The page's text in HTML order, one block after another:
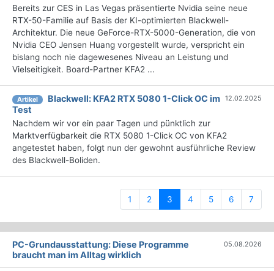
Bereits zur CES in Las Vegas präsentierte Nvidia seine neue
RTX-50-Familie auf Basis der KI-optimierten Blackwell-
Architektur. Die neue GeForce-RTX-5000-Generation, die von
Nvidia CEO Jensen Huang vorgestellt wurde, verspricht ein
bislang noch nie dagewesenes Niveau an Leistung und
Vielseitigkeit. Board-Partner KFA2 ...
Artikel
Blackwell: KFA2 RTX 5080 1-Click OC im
Test
12.02.2025
Nachdem wir vor ein paar Tagen und pünktlich zur
Marktverfügbarkeit die RTX 5080 1-Click OC von KFA2
angetestet haben, folgt nun der gewohnt ausführliche Review
des Blackwell-Boliden.
1 2 3 (current)
4 5 6 7
PC-Grundausstattung: Diese Programme
braucht man im Alltag wirklich
05.08.2026